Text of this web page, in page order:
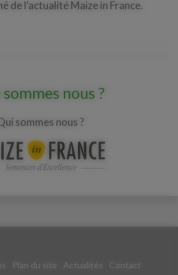
de l'actualité Maize in France.
nous ?
sommes nous ?
Plan du site Actualités Contact